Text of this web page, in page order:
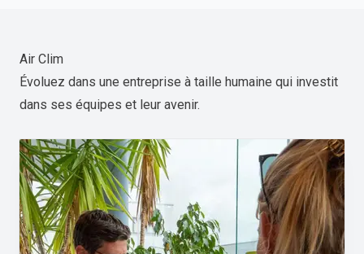
Air Clim
Évoluez dans une entreprise à taille humaine qui investit
dans ses équipes et leur avenir.